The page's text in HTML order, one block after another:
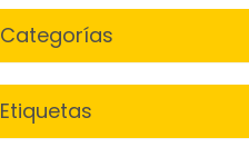
Categorías
Etiquetas